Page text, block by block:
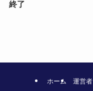
終了
ホーム 運営